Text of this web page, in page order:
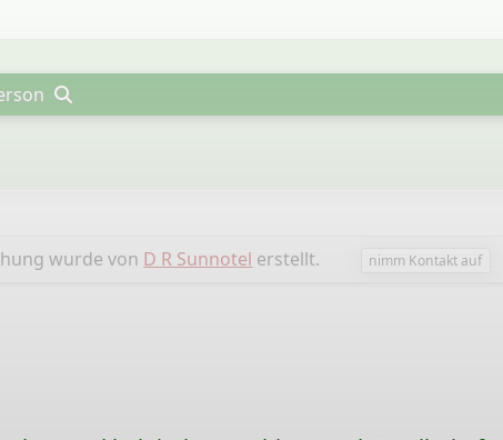
wurde von D R Sunnotel erstellt. nimm Kontakt auf